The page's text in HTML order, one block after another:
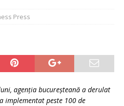
Press
agenția bucureșteană a derulat
implementat peste 100 de